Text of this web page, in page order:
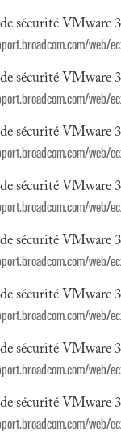
sécurité VMware
web/
sécurité VMware
web/
sécurité VMware
web/
sécurité VMware
web/
sécurité VMware
web/
sécurité VMware
web/
sécurité VMware
web/
sécurité VMware
web/